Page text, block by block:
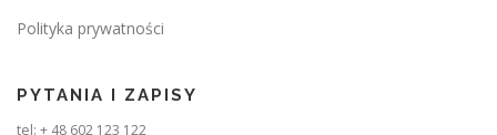
Polityka prywatności
PYTANIA I ZAPISY
tel: + 48 602 123 122